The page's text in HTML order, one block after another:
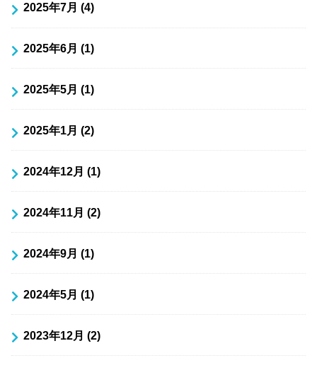
2025年7月 (4)
2025年6月 (1)
2025年5月 (1)
2025年1月 (2)
2024年12月 (1)
2024年11月 (2)
2024年9月 (1)
2024年5月 (1)
2023年12月 (2)